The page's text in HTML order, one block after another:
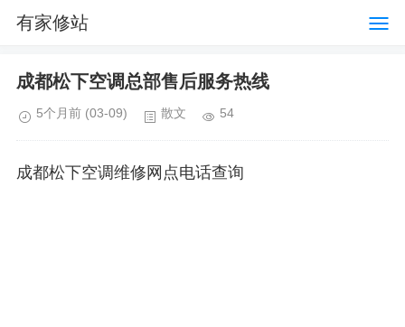
有家修站
成都松下空调总部售后服务热线
5个月前 (03-09) 散文 54
成都松下空调维修网点电话查询